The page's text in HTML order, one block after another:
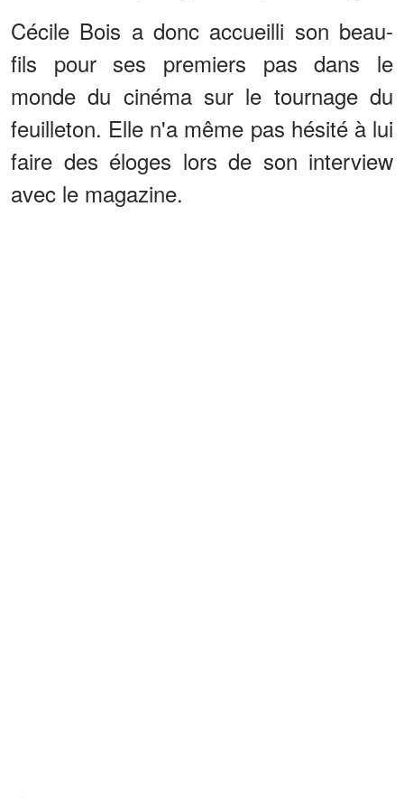
Cécile Bois a donc accueilli son beau-
fils pour ses premiers pas dans le
monde du cinéma sur le tournage du
feuilleton. Elle n'a même pas hésité à lui
faire des éloges lors de son interview
avec le magazine.